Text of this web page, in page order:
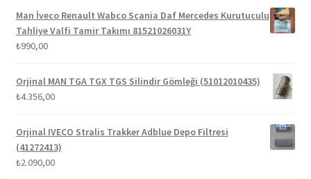
₺1.300,00. fiyat:
₺1.100,00.
Man İveco Renault Wabco Scania Daf Mercedes Kurutuculu
Tahliye Valfi Tamir Takımı 81521026031Y
₺990,00
Orjinal MAN TGA TGX TGS Silindir Gömleği (51012010435)
₺4.356,00
Orjinal IVECO Stralis Trakker Adblue Depo Filtresi
(41272413)
₺2.090,00